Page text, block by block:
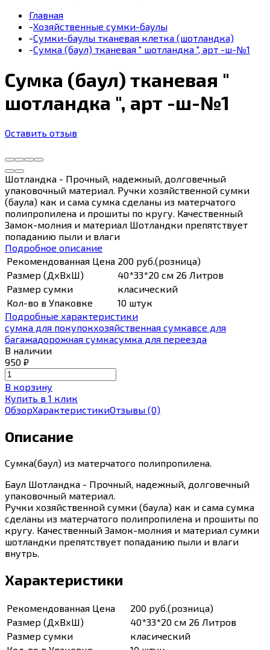
Главная
-Хозяйственные сумки-баулы
-Сумки-баулы тканевая клетка (шотландка)
-Сумка (баул) тканевая " шотландка ", арт -ш-№1
Сумка (баул) тканевая "
шотландка ", арт -ш-№1
Оставить отзыв
Шотландка - Прочный, надежный, долговечный
упаковочный материал. Ручки хозяйственной сумки
(баула) как и сама сумка сделаны из матерчатого
полипропилена и прошиты по кругу. Качественный
Замок-молния и материал Шотландки препятствует
попаданию пыли и влаги
Подробное описание
Рекомендованная Цена 200 руб.(розница)
Размер (ДхВхШ)
40*33*20 см 26 Литров
Размер сумки
класический
Кол-во в Упаковке
10 штук
Подробные характеристики
сумка для покупокхозяйственная сумкавсе для
багажадорожная сумкасумка для переезда
В наличии
950 ₽
В корзину
Купить в 1 клик
ОбзорХарактеристикиОтзывы (0)
Описание
Сумка(баул) из матерчатого полипропилена.
Баул Шотландка - Прочный, надежный, долговечный
упаковочный материал.
Ручки хозяйственной сумки (баула) как и сама сумка
сделаны из матерчатого полипропилена и прошиты по
кругу. Качественный Замок-молния и материал сумки
шотландки препятствует попаданию пыли и влаги
внутрь.
Характеристики
Рекомендованная Цена
200 руб.(розница)
Размер (ДхВхШ)
40*33*20 см 26 Литров
Размер сумки
класический